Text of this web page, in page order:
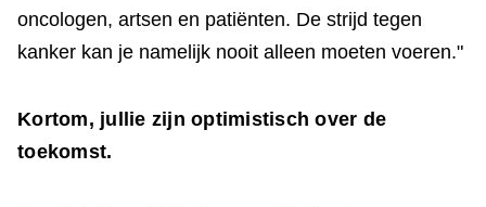
oncologen, artsen en patiënten. De strijd tegen
kanker kan je namelijk nooit alleen moeten voeren."
Kortom, jullie zijn optimistisch over de
toekomst.